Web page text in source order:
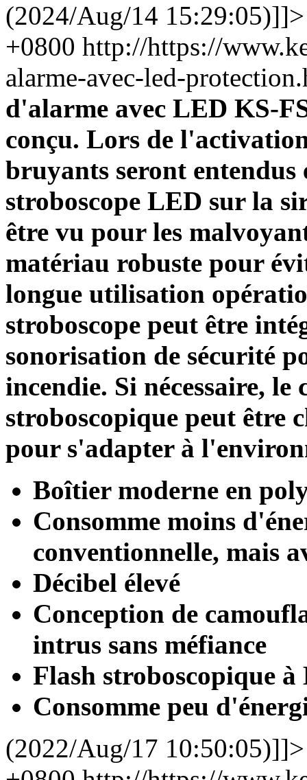
(2024/Aug/14 15:29:05)]]>
+0800 http://https://
alarme-avec-led-
d'alarme avec LED KS-
conçu. Lors de
bruyants seront entendus
stroboscope LED sur la
être vu pour les
matériau robuste pour
longue utilisation
stroboscope peut être
sonorisation de sécurité
incendie. Si nécessaire,
stroboscopique peut être
pour s'adapter à
Boîtier moderne en
Consomme moins
conventionnelle, mais
Décibel élevé
Conception de
intrus sans méfiance
Flash stroboscopique à
Consomme peu
(2022/Aug/17 10:50:05)]]>